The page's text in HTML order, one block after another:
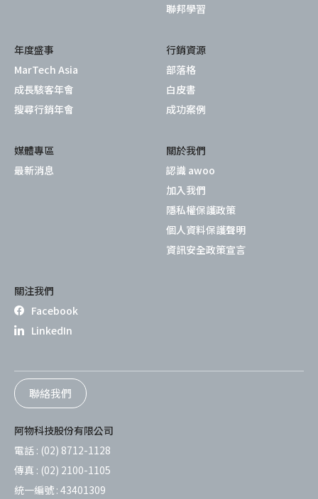
聯邦學習
年度盛事
MarTech Asia
成長駭客年會
搜尋行銷年會
行銷資源
部落格
白皮書
成功案例
媒體專區
最新消息
關於我們
認識 awoo
加入我們
隱私權保護政策
個人資料保護聲明
資訊安全政策宣言
關注我們
Facebook
LinkedIn
聯絡我們
阿物科技股份有限公司
電話 : (02) 8712-1128
傳真 : (02) 2100-1105
統一編號 : 43401309